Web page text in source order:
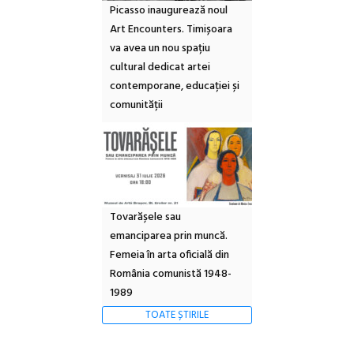
Picasso inaugurează noul
Art Encounters. Timișoara
va avea un nou spațiu
cultural dedicat artei
contemporane, educației și
comunității
Tovarășele sau
emanciparea prin muncă.
Femeia în arta oficială din
România comunistă 1948-
1989
TOATE ȘTIRILE